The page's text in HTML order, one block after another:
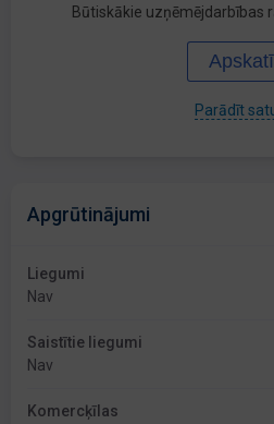
Būtiskākie uzņēmējdarbības
Parādīt
Apgrūtinājumi
Liegumi
Nav
Saistītie liegumi
Nav
Komercķīlas